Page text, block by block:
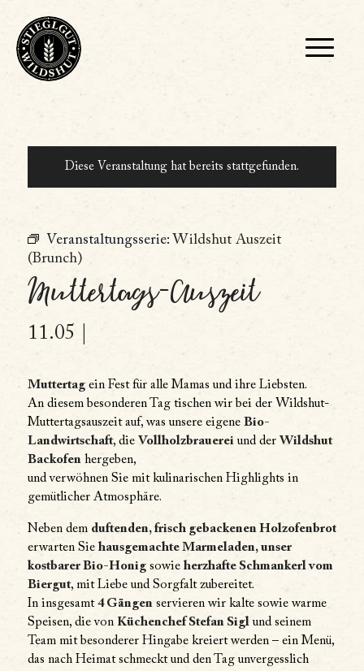
Diese Veranstaltung hat bereits stattgefunden.
Veranstaltungsserie: Wildshut Auszeit
(Brunch)
Muttertags-Auszeit
11.05 |
Muttertagein Fest für alle Mamas und ihre Liebsten.
An diesem besonderen Tag tischen wir bei der Wildshut-
Muttertagsauszeit auf, was unsere eigene Bio-
Landwirtschaft, die Vollholzbrauereiund der Wildshut
Backofenhergeben,
und verwöhnen Sie mit kulinarischen Highlights in
gemütlicher Atmosphäre.
Neben dem duftenden, frisch gebackenen Holzofenbrot
erwarten Sie hausgemachte Marmeladen, unser
kostbarer Bio-Honigsowie herzhafte Schmankerl vom
Biergut, mit Liebe und Sorgfalt zubereitet.
In insgesamt4 Gängenservieren wir kalte sowie warme
Speisen, die von Küchenchef Stefan Siglund seinem
Team mit besonderer Hingabe kreiert werden – ein Menü,
das nach Heimat schmeckt und den Tag unvergesslich